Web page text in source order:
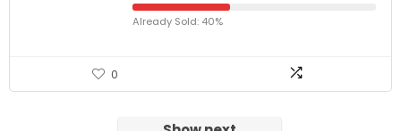
Already Sold: 40%
0